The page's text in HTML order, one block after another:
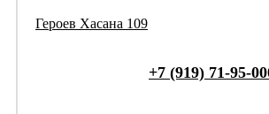
Героев Хасана 109
+7 (919) 71-95-